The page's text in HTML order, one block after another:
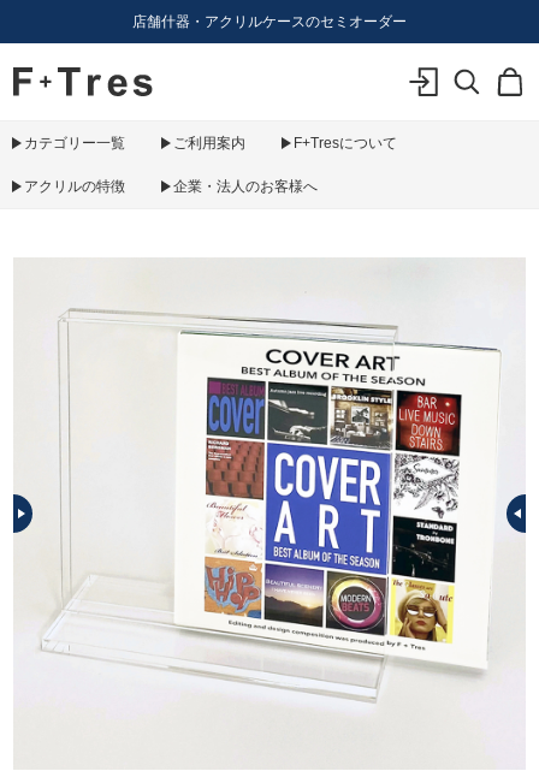
F+Tres｜エフ プラス トレス｜material figure experience
店舗什器・アクリルケースのセミオーダー
カテゴリー一覧 ご利用案内 F+Tresについて
アクリルの特徴 企業・法人のお客様へ